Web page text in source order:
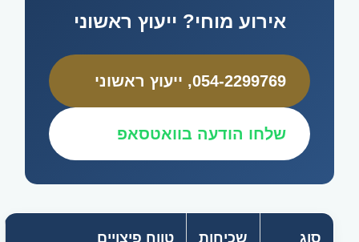
אירוע מוחי? ייעוץ ראשוני
054-2299769, ייעוץ ראשוני
שלחו הודעה בוואטסאפ
סוג
שכיחות טווח פיצויים